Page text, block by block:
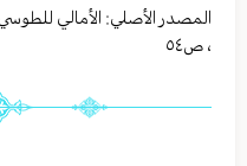
المصدر الأصلي: الأمالي
، ص٥٤